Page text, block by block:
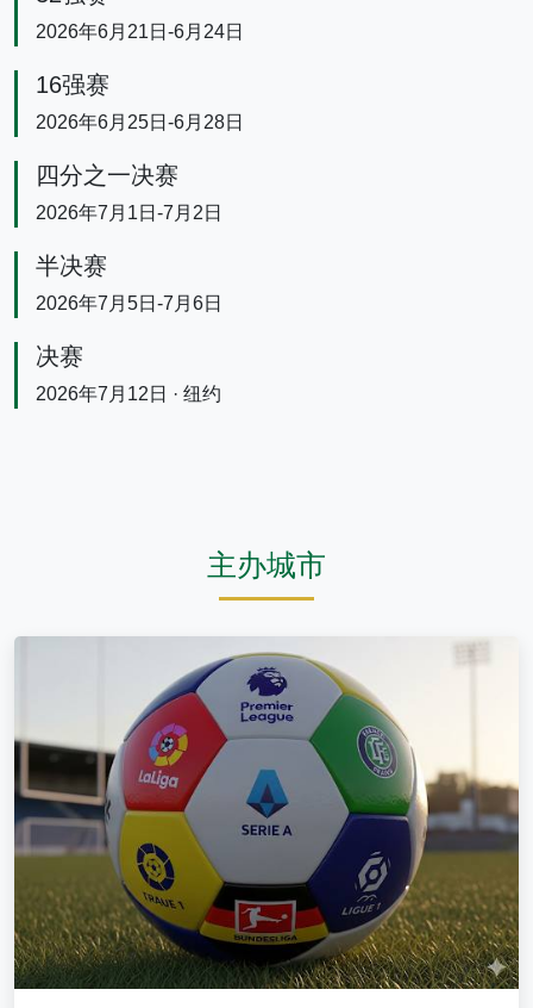
2026年6月21日-6月24日
16强赛
2026年6月25日-6月28日
四分之一决赛
2026年7月1日-7月2日
半决赛
2026年7月5日-7月6日
决赛
2026年7月12日 · 纽约
主办城市